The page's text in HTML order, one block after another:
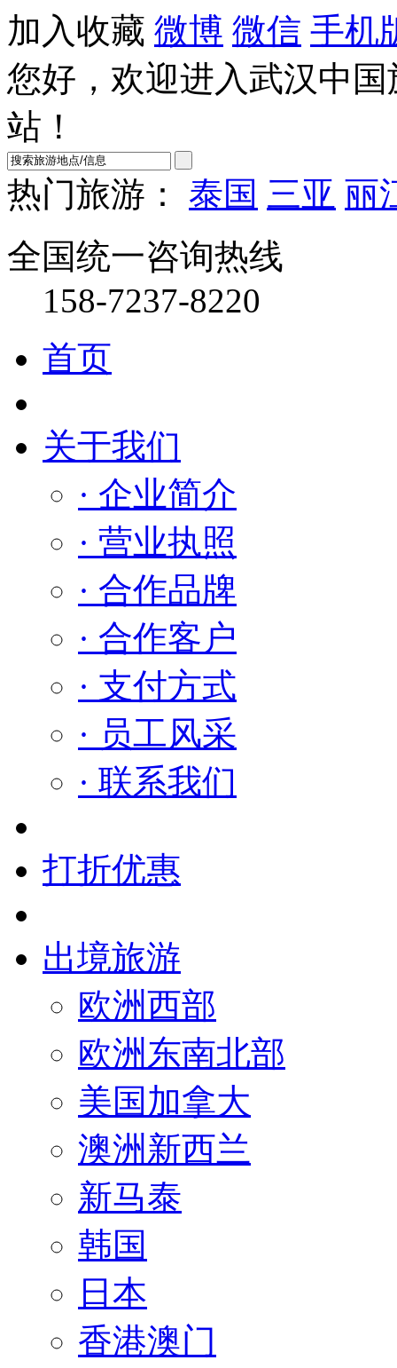
加入收藏 微博 微信 手机
您好，欢迎进入武汉中
站！
热门旅游：
泰国 三亚 丽
全国统一咨询热线
158-7237-8220
首页
关于我们
· 企业简介
· 营业执照
· 合作品牌
· 合作客户
· 支付方式
· 员工风采
· 联系我们
打折优惠
出境旅游
欧洲西部
欧洲东南北部
美国加拿大
澳洲新西兰
新马泰
韩国
日本
香港澳门